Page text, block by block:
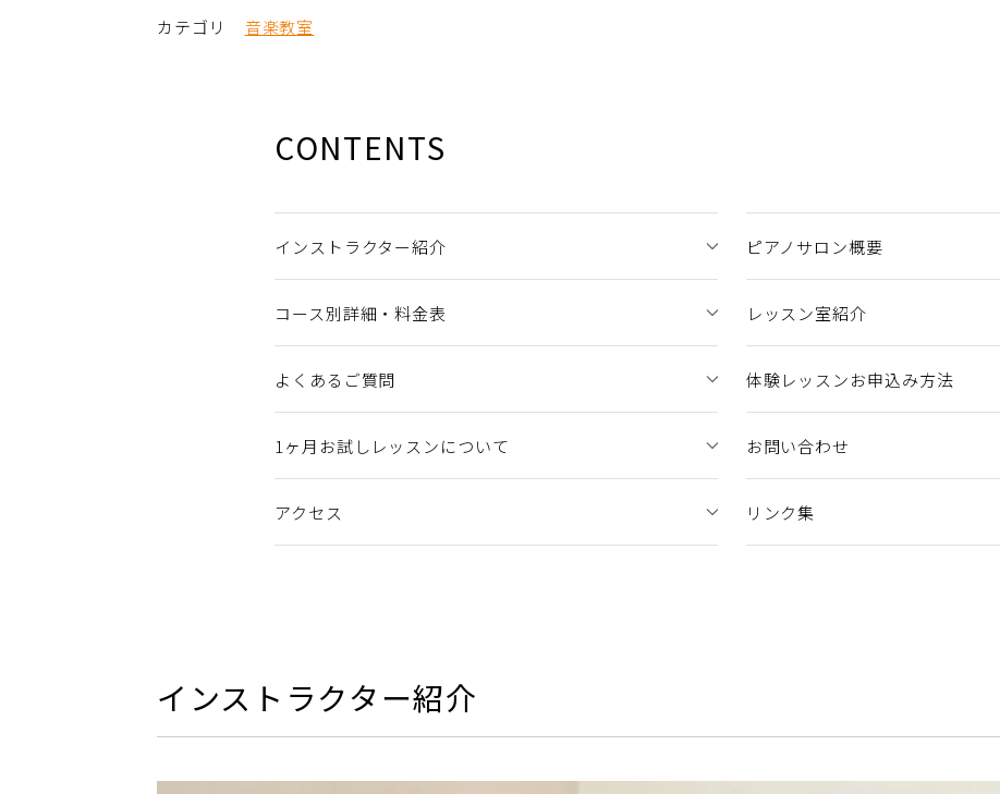
カテゴリ 音楽教室
CONTENTS
インストラクター紹介 ピアノサロン概要
コース別詳細・料金表 レッスン室紹介
よくあるご質問 体験レッスンお申込み方法
1ヶ月お試しレッスンについて お問い合わせ
アクセス リンク集
インストラクター紹介